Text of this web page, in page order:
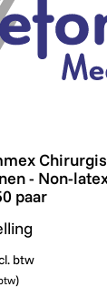
- Non-
paar
btw
)